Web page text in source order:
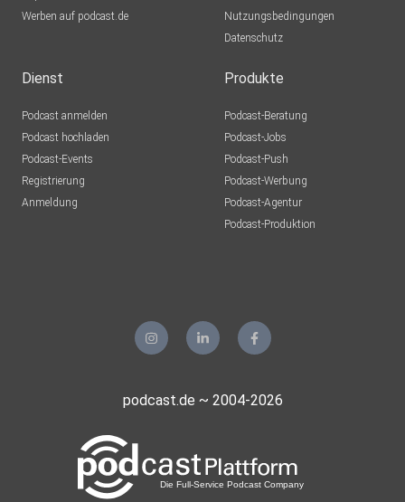
Werben auf podcast.de
Nutzungsbedingungen
Datenschutz
Dienst
Podcast anmelden
Podcast hochladen
Podcast-Events
Registrierung
Anmeldung
Produkte
Podcast-Beratung
Podcast-Jobs
Podcast-Push
Podcast-Werbung
Podcast-Agentur
Podcast-Produktion
podcast.de ~ 2004-2026